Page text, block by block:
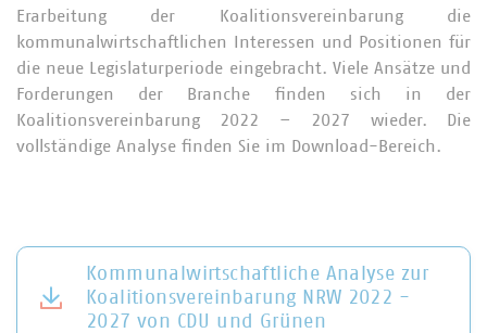
Erarbeitung der Koalitionsvereinbarung die
kommunalwirtschaftlichen Interessen und Positionen für
die neue Legislaturperiode eingebracht. Viele Ansätze und
Forderungen der Branche finden sich in der
Koalitionsvereinbarung 2022 – 2027 wieder. Die
vollständige Analyse finden Sie im Download-Bereich.
Kommunalwirtschaftliche Analyse zur
Koalitionsvereinbarung NRW 2022 -
2027 von CDU und Grünen